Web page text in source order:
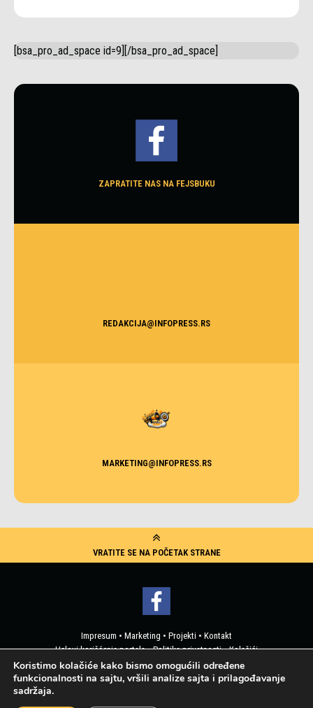
[bsa_pro_ad_space id=9][/bsa_pro_ad_space]
ZAPRATITE NAS NA FEJSBUKU
REDAKCIJA@INFOPRESS.RS
MARKETING@INFOPRESS.RS
VRATITE SE NA POČETAK STRANE
Impresum • Marketing • Projekti • Kontakt
Uslovi korišćenja portala•Politika privatnosti•Kolačići
Pristup korisničkim podacima
Koristimo kolačiće kako bismo omogućili određene
funkcionalnosti na sajtu, vršili analize sajta i prilagođavanje
sadržaja.